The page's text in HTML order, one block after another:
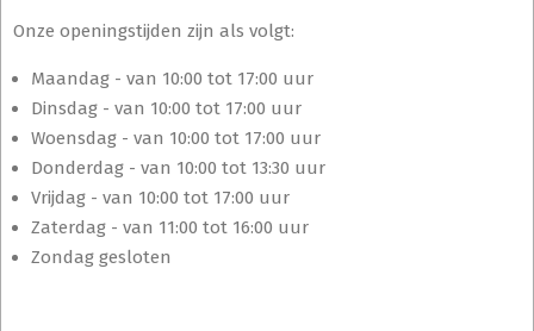
Onze openingstijden zijn als volgt:
Maandag - van 10:00 tot 17:00 uur
Dinsdag - van 10:00 tot 17:00 uur
Woensdag - van 10:00 tot 17:00 uur
Donderdag - van 10:00 tot 13:30 uur
Vrijdag - van 10:00 tot 17:00 uur
Zaterdag - van 11:00 tot 16:00 uur
Zondag gesloten